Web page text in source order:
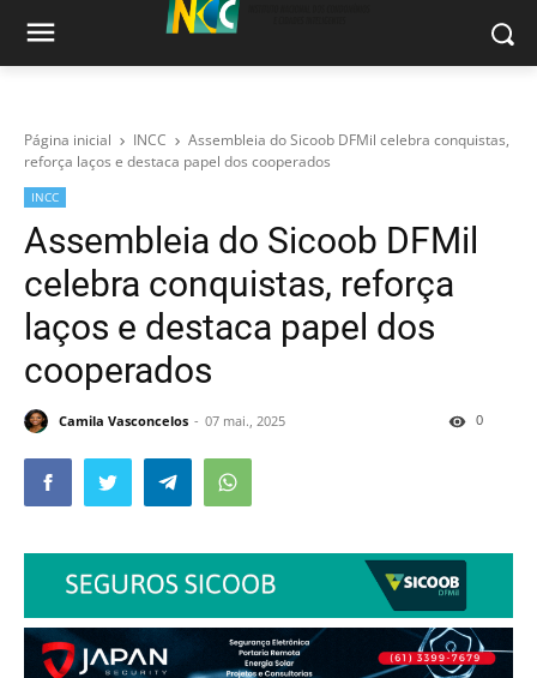
Página inicial INCC
Assembleia do Sicoob DFMil celebra conquistas,
reforça laços e destaca papel dos cooperados
INCC
Assembleia do Sicoob DFMil
celebra conquistas, reforça
laços e destaca papel dos
cooperados
Camila Vasconcelos 07 mai., 2025 0